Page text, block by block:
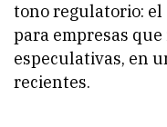
tono regulatorio: el
para empresas
especulativas, en
recientes.